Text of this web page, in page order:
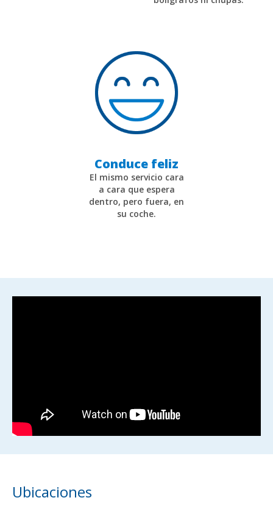
Conduce feliz
El mismo servicio cara
a cara que espera
dentro, pero fuera, en
su coche.
Ubicaciones